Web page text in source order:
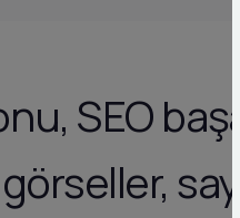
SEO